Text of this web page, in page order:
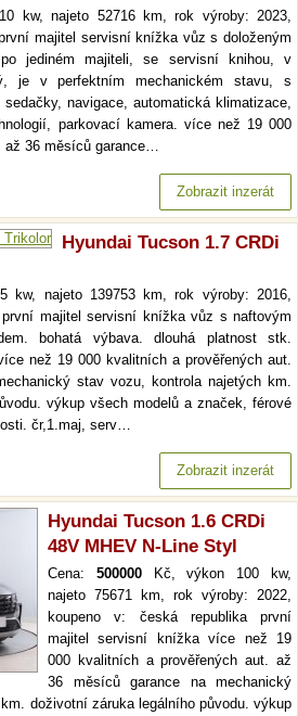
kw, najeto 52716 km, rok výroby: 2023,
majitel servisní knížka vůz s doloženým
jediném majiteli, se servisní knihou, v
je v perfektním mechanickém stavu, s
navigace, automatická klimatizace,
parkovací kamera. více než 19 000
až 36 měsíců garance…
Zobrazit inzerát
Hyundai Tucson 1.7 CRDi
kw, najeto 139753 km, rok výroby: 2016,
majitel servisní knížka vůz s naftovým
bohatá výbava. dlouhá platnost stk.
než 19 000 kvalitních a prověřených aut.
stav vozu, kontrola najetých km.
výkup všech modelů a značek, férové
čr,1.maj, serv…
Zobrazit inzerát
Hyundai Tucson 1.6 CRDi
48V MHEV N-Line Styl
Cena: 500000Kč, výkon 100 kw,
najeto 75671 km, rok výroby: 2022,
koupeno v: česká republika první
majitel servisní knížka více než 19
000 kvalitních a prověřených aut. až
36 měsíců garance na mechanický
doživotní záruka legálního původu. výkup